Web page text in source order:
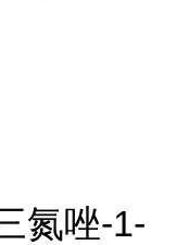
氮唑-1-